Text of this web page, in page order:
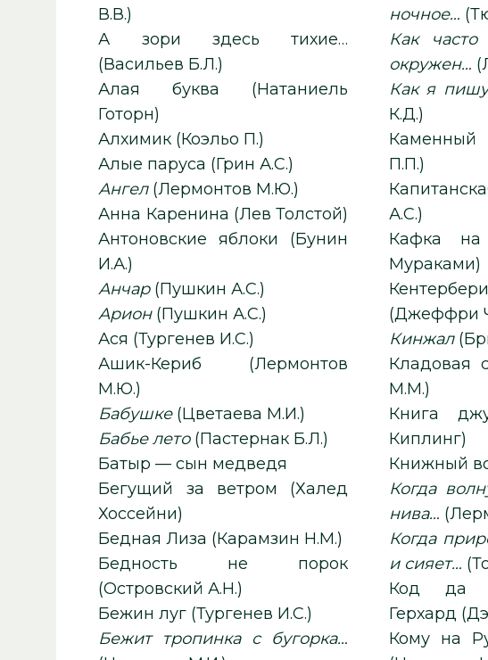
В.В.)
А зори здесь тихие…
(Васильев Б.Л.)
Алая буква (Натаниель
Готорн)
Алхимик (Коэльо П.)
Алые паруса (Грин А.С.)
Ангел (Лермонтов М.Ю.)
Анна Каренина (Лев Толстой)
Антоновские яблоки (Бунин
И.А.)
Анчар (Пушкин А.С.)
Арион (Пушкин А.С.)
Ася (Тургенев И.С.)
Ашик-Кериб (Лермонтов
М.Ю.)
Бабушке (Цветаева М.И.)
Бабье лето (Пастернак Б.Л.)
Батыр — сын медведя
Бегущий за ветром (Халед
Хоссейни)
Бедная Лиза (Карамзин Н.М.)
Бедность не порок
(Островский А.Н.)
Бежин луг (Тургенев И.С.)
Бежит тропинка с бугорка…
ночное…
Как
окружен…
Как я
К.Д.)
Каменный
П.П.)
Капитанская
А.С.)
Кафка на
Мураками)
(Джеффри
Кинжал
Кладовая
М.М.)
Книга
Киплинг)
Когда
нива…
Когда
и сияет…
Код да
Герхард
Кому на